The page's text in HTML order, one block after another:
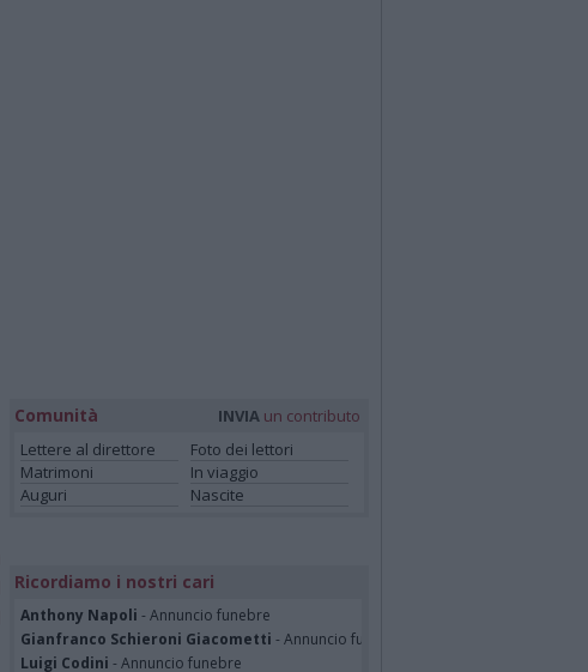
Comunità INVIA un contributo
Lettere al direttore
Foto dei lettori
Matrimoni
In viaggio
Auguri
Nascite
Ricordiamo i nostri cari
Anthony Napoli - Annuncio funebre
Gianfranco Schieroni Giacometti - Annuncio funebre
Luigi Codini - Annuncio funebre